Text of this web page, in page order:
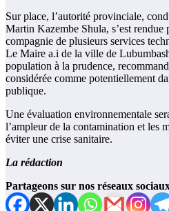
Sur place, l’autorité provinciale,
Martin Kazembe Shula, s’est rendue
compagnie de plusieurs services
Le Maire a.i de la ville de
population à la prudence,
considérée comme potentiellement
publique.
Une évaluation environnementale
l’ampleur de la contamination et les
éviter une crise sanitaire.
La rédaction
Partageons sur nos réseaux